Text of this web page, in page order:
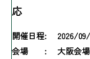
応
開催日程:
2026/
会場 :
大阪会